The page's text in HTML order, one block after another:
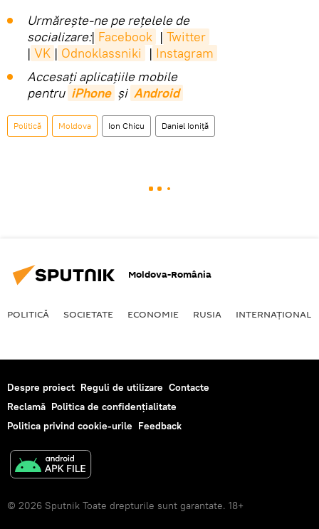
Urmărește-ne pe rețelele de
socializare:| Facebook | Twitter
| VK | Odnoklassniki | Instagram
Accesaţi aplicaţiile mobile
pentru iPhone și Android
Politică Moldova Ion Chicu Daniel Ioniță
Moldova-România
POLITICĂ SOCIETATE ECONOMIE RUSIA INTERNAŢIONAL
Despre proiect Reguli de utilizare Contacte
Reclamă Politica de confidențialitate
Politica privind cookie-urile Feedback
© 2026 Sputnik Toate drepturile sunt garantate. 18+